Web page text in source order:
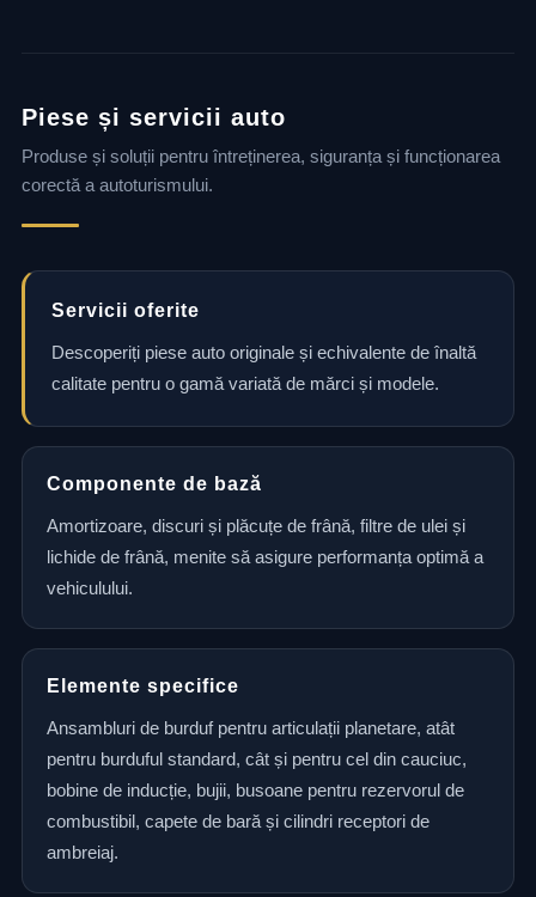
Piese și servicii auto
Produse și soluții pentru întreținerea, siguranța și funcționarea
corectă a autoturismului.
Servicii oferite
Descoperiți piese auto originale și echivalente de înaltă
calitate pentru o gamă variată de mărci și modele.
Componente de bază
Amortizoare, discuri și plăcuțe de frână, filtre de ulei și
lichide de frână, menite să asigure performanța optimă a
vehiculului.
Elemente specifice
Ansambluri de burduf pentru articulații planetare, atât
pentru burduful standard, cât și pentru cel din cauciuc,
bobine de inducție, bujii, busoane pentru rezervorul de
combustibil, capete de bară și cilindri receptori de
ambreiaj.